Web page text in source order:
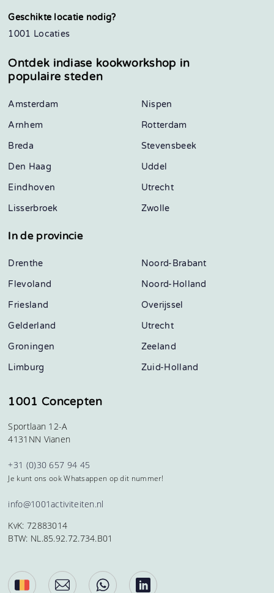
Geschikte locatie nodig?
1001 Locaties
Ontdek indiase kookworkshop in
populaire steden
Amsterdam
Arnhem
Breda
Den Haag
Eindhoven
Lisserbroek
Nispen
Rotterdam
Stevensbeek
Uddel
Utrecht
Zwolle
In de provincie
Drenthe
Flevoland
Friesland
Gelderland
Groningen
Limburg
Noord-Brabant
Noord-Holland
Overijssel
Utrecht
Zeeland
Zuid-Holland
1001 Concepten
Sportlaan 12-A
4131NN Vianen
+31 (0)30 657 94 45
Je kunt ons ook Whatsappen op dit nummer!
info@1001activiteiten.nl
KvK: 72883014
BTW: NL.85.92.72.734.B01